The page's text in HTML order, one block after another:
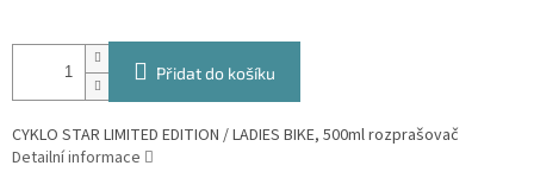
Přidat do košíku
CYKLO STAR LIMITED EDITION / LADIES BIKE, 500ml rozprašovač
Detailní informace